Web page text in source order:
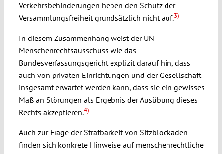
Verkehrsbehinderungen heben den Schutz der
Versammlungsfreiheit grundsätzlich nicht auf.3)
In diesem Zusammenhang weist der UN-
Menschenrechtsausschuss wie das
Bundesverfassungsgericht explizit darauf hin, dass
auch von privaten Einrichtungen und der Gesellschaft
insgesamt erwartet werden kann, dass sie ein gewisses
Maß an Störungen als Ergebnis der Ausübung dieses
Rechts akzeptieren.4)
Auch zur Frage der Strafbarkeit von Sitzblockaden
finden sich konkrete Hinweise auf menschenrechtliche